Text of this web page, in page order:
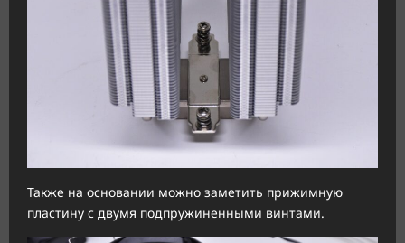
Также на основании можно заметить прижимную
пластину с двумя подпружиненными винтами.